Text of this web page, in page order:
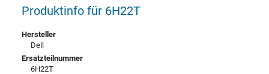
Produktinfo für 6H22T
Hersteller
Dell
Ersatzteilnummer
6H22T